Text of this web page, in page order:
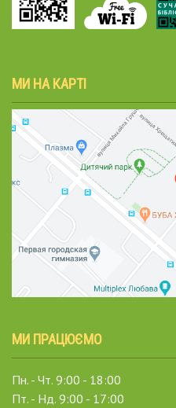
МИ НА КАРТІ
МИ ПРАЦЮЄМО
Пн. - Чт. 9:00 - 18:00
Пт. - Нд. 9:00 - 17:00